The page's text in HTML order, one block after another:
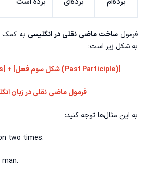
فرمول ساخت ماضی نقلی در انگلیسی به کمک
به شکل زیر است:
[فاعل] + [have/has] + [شکل سوم فعل (Past Participle)]
به این مثال‌ها توجه کنید:
two times.